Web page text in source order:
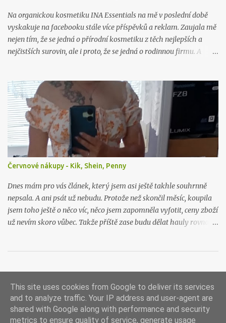
Na organickou kosmetiku INA Essentials na mě v poslední době
vyskakuje na facebooku stále více příspěvků a reklam. Zaujala mě
nejen tím, že se jedná o přírodní kosmetiku z těch nejlepších a
nejčistších surovin, ale i proto, že se jedná o rodinnou firmu. A
otestovat. Firma mě příjemně překvapila, když mi dovolila vybrat
si hned dva jejich výrobky k otestování. A tak jsem se rozhodla, že
vám sem hodím tento článek už nyní, byť to ještě není přímo
recenze. Tu si nechám na později, až budu produkty déle používat,
abych opravdu viděla, co dokážou.
Červnové nákupy - Kik, Shein, Penny
Dnes mám pro vás článek, který jsem asi ještě takhle souhrnně
nepsala. A ani psát už nebudu. Protože než skončil měsíc, koupila
jsem toho ještě o něco víc, něco jsem zapomněla vyfotit, ceny zboží
už nevím skoro vůbec. Takže příště zase budu dělat hauly rovnou
Používá technologii služby Blogger
This site uses cookies from Google to deliver its services
and to analyze traffic. Your IP address and user-agent are
shared with Google along with performance and security
metrics to ensure quality of service, generate usage